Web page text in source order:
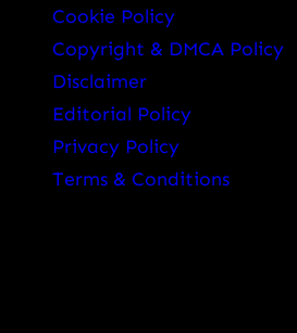
Cookie Policy
Copyright & DMCA Policy
Disclaimer
Editorial Policy
Privacy Policy
Terms & Conditions